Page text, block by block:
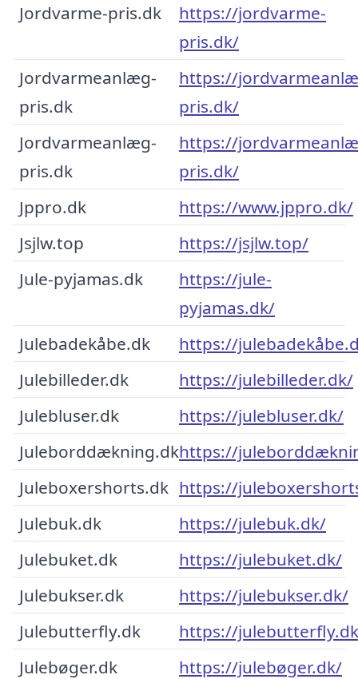
Jordvarme-pris.dk
https://jordvarme-
pris.dk/
Jordvarmeanlæg-
pris.dk
https://
pris.dk/
Jordvarmeanlæg-
pris.dk
https://
pris.dk/
Jppro.dk
https://www.jppro.dk/
Jsjlw.top
https://jsjlw.top/
Jule-pyjamas.dk
https://jule-
pyjamas.dk/
Julebadekåbe.dk
https://
Julebilleder.dk
https://julebilleder.dk/
Julebluser.dk
https://julebluser.dk/
Juleborddækning.dkhttps://
Juleboxershorts.dk https://
Julebuk.dk
https://julebuk.dk/
Julebuket.dk
https://julebuket.dk/
Julebukser.dk
https://julebukser.dk/
Julebutterfly.dk
https://
Julebøger.dk
https://julebøger.dk/